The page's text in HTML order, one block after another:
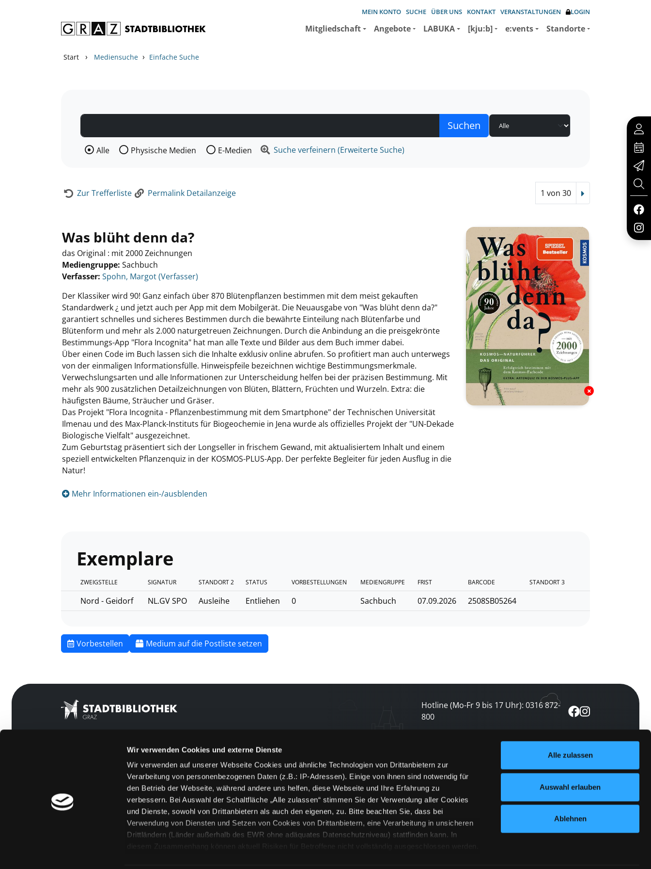
Wir verwenden Cookies und externe Dienste
Wir verwenden auf unserer Webseite Cookies und ähnliche Technologien von Drittanbietern zur
Verarbeitung von personenbezogenen Daten (z.B.: IP-Adressen). Einige von ihnen sind notwendig für
den Betrieb der Webseite, während andere uns helfen, diese Webseite und Ihre Erfahrung zu
verbessern. Bei Auswahl der Schaltfläche „Alle zulassen“ stimmen Sie der Verwendung aller Cookies
und Dienste, sowohl von Drittanbietern als auch den eigenen, zu. Bitte beachten Sie, dass bei
Verwendung von Diensten und Setzen von Cookies von Drittanbietern, eine Verarbeitung in unsicheren
Drittländern (Länder außerhalb des EWR ohne adäquates Datenschutzniveau) stattfinden kann. In
diesem Zusammenhang können aktuell Risiken für Betroffene nicht vollständig ausgeschlossen werden.
Alle zulassen
Auswahl erlauben
Ablehnen
MEIN KONTO SUCHE ÜBER UNS KONTAKT VERANSTALTUNGEN LOGIN
Mitgliedschaft Angebote LABUKA [kju:b] e:vents Standorte
Start › Mediensuche › Einfache Suche
Wählen Sie die Medienart nach der Sie suchen wollen.
Alle Physische Medien E-Medien Suche verfeinern (Erweiterte Suche)
Zur Trefferliste Permalink Detailanzeige 1 von 30 Nächster Treffer
Was blüht denn da?
das Original : mit 2000 Zeichnungen
Mediengruppe: Sachbuch
Verfasser: Suche nach diesem Verfasser
Spohn, Margot (Verfasser)
Der Klassiker wird 90! Ganz einfach über 870 Blütenpflanzen bestimmen mit dem meist gekauften
Standardwerk ¿ und jetzt auch per App mit dem Mobilgerät. Die Neuausgabe von "Was blüht denn da?"
garantiert schnelles und sicheres Bestimmen durch die bewährte Einteilung nach Blütenfarbe und
Blütenform und mehr als 2.000 naturgetreuen Zeichnungen. Durch die Anbindung an die preisgekrönte
Bestimmungs-App "Flora Incognita" hat man alle Texte und Bilder aus dem Buch immer dabei.
Über einen Code im Buch lassen sich die Inhalte exklusiv online abrufen. So profitiert man auch unterwegs
von der einmaligen Informationsfülle. Hinweispfeile bezeichnen wichtige Bestimmungsmerkmale.
Verwechslungsarten und alle Informationen zur Unterscheidung helfen bei der präzisen Bestimmung. Mit
mehr als 900 zusätzlichen Detailzeichnungen von Blüten, Blättern, Früchten und Wurzeln. Extra: die
häufigsten Bäume, Sträucher und Gräser.
Das Projekt "Flora Incognita - Pflanzenbestimmung mit dem Smartphone" der Technischen Universität
Ilmenau und des Max-Planck-Instituts für Biogeochemie in Jena wurde als offizielles Projekt der "UN-Dekade
Biologische Vielfalt" ausgezeichnet.
Zum Geburtstag präsentiert sich der Longseller in frischem Gewand, mit aktualisiertem Inhalt und einem
speziell entwickelten Pflanzenquiz in der KOSMOS-PLUS-App. Der perfekte Begleiter für jeden Ausflug in die
Natur!
Mehr Informationen ein-/ausblenden
Exemplare
ZWEIGSTELLE SIGNATUR STANDORT 2 STATUS VORBESTELLUNGEN MEDIENGRUPPE FRIST BARCODE STANDORT 3
Nord - Geidorf NL.GV SPO Ausleihe Entliehen 0 Sachbuch 07.09.2026 2508SB05264
Vorbestellen Medium auf die Postliste setzen
Hotline (Mo-Fr 9 bis 17 Uhr): 0316 872-
800
[kju:b]
Feedback
Kontakt
Über uns
Jobs
Medienwunsch
FAQs
Newsletter abonnieren
und keine Veranstaltung verpassen
jetzt abonnieren